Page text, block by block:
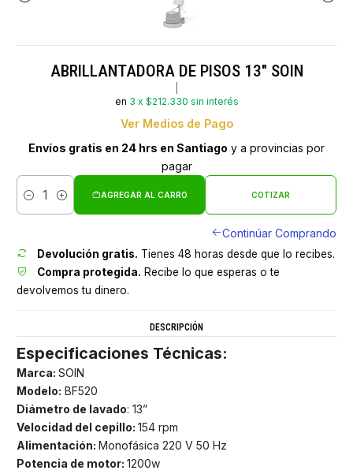
ABRILLANTADORA DE PISOS 13" SOIN
en 3 x $212.330 sin interés
Ver Medios de Pago
Envíos gratis en 24 hrs en Santiago y a provincias por
pagar
Cantidad
AGREGAR AL CARRO COTIZAR
Continúar Comprando
Devolución gratis. Tienes 48 horas desde que lo recibes.
Compra protegida. Recibe lo que esperas o te
devolvemos tu dinero.
DESCRIPCIÓN
Especificaciones Técnicas:
Marca: SOIN
Modelo: BF520
Diámetro de lavado: 13”
Velocidad del cepillo: 154 rpm
Alimentación: Monofásica 220 V 50 Hz
Potencia de motor: 1200w